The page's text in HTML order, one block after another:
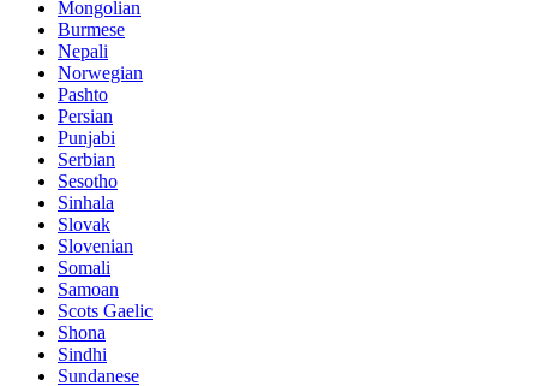
Mongolian
Burmese
Nepali
Norwegian
Pashto
Persian
Punjabi
Serbian
Sesotho
Sinhala
Slovak
Slovenian
Somali
Samoan
Scots Gaelic
Shona
Sindhi
Sundanese